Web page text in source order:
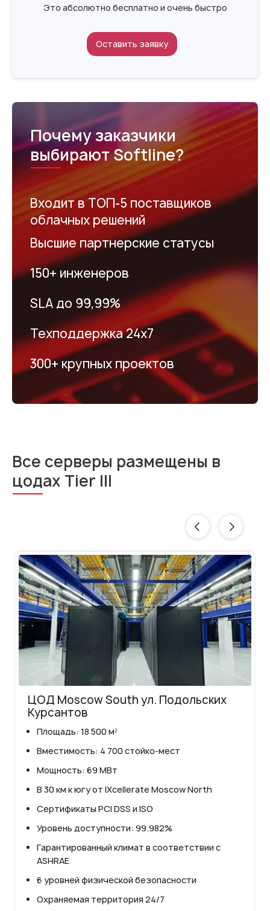
Это абсолютно бесплатно и очень быстро
Оставить заявку
Почему заказчики
выбирают Softline?
Входит в ТОП-5 поставщиков
облачных решений
Высшие партнерские статусы
150+ инженеров
SLA до 99,99%
Техподдержка 24х7
300+ крупных проектов
Все серверы размещены в
цодах Tier III
ул. Подольских
стойко-мест
Moscow North
и ISO
99.982%
в соответствии с
безопасности
24/7
Площадь участка: 32
Динамические
Схема резервирования
Технология
Уровень доступности